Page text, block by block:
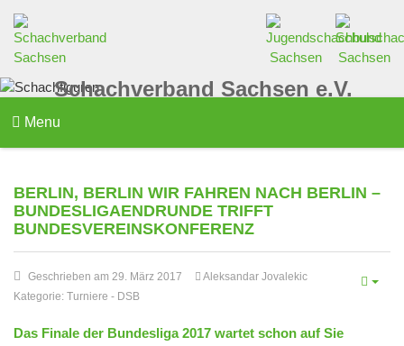
Schachverband Sachsen e.V.
Menu
BERLIN, BERLIN WIR FAHREN NACH BERLIN –
BUNDESLIGAENDRUNDE TRIFFT
BUNDESVEREINSKONFERENZ
Geschrieben am 29. März 2017
Aleksandar Jovalekic
Kategorie: Turniere - DSB
Das Finale der Bundesliga 2017 wartet schon auf Sie